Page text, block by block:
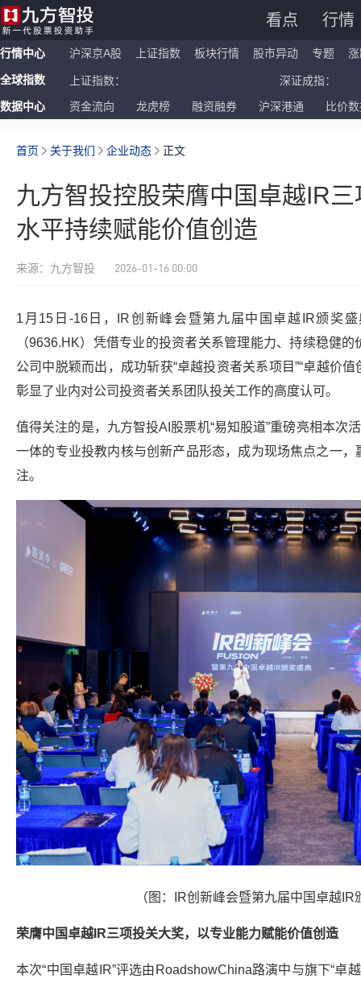
看点 行情
行情中心 沪深京A股 上证指数 板块行情 股市异动 专题
全球指数 上证指数： 深证成指：
恒生指数： 国企指数：
数据中心 资金流向 龙虎榜 融资融券 沪深港通 比价
首页 关于我们 企业动态 正文
九方智投控股荣膺中国卓越IR
水平持续赋能价值创造
来源：九方智投 2026-01-16 00:00
1月15日-16日，IR创新峰会暨第九届中国卓越IR颁奖
（9636.HK）凭借专业的投资者关系管理能力、持续稳健
公司中脱颖而出，成功斩获“卓越投资者关系项目”“卓越价值
彰显了业内对公司投资者关系团队投关工作的高度认可。
值得关注的是，九方智投AI股票机“易知股道”重磅亮相本次
一体的专业投教内核与创新产品形态，成为现场焦点之一
注。
（图：IR创新峰会暨第九届中国卓越IR
荣膺中国卓越IR三项投关大奖， 以专业能力赋能价值创造
本次“中国卓越IR”评选由RoadshowChina路演中与旗下“卓